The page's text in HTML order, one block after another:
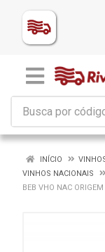
INÍCIO
VINHOS NACIONAIS
BEB VHO NAC